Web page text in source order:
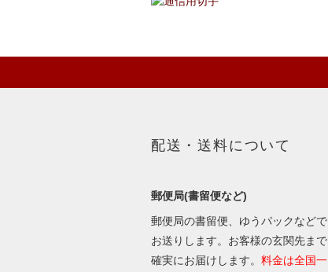
配送・送料について
郵便局(書留便など)
郵便局の書留便、ゆうパックなどで
お送りします。お客様の玄関先まで
確実にお届けします。 料金は全国一